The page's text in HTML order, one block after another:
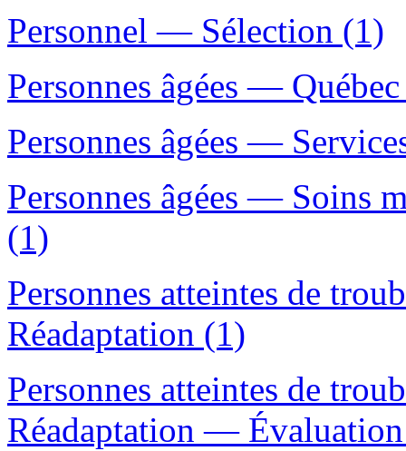
Personnel — Sélection (1)
Personnes âgées —
Personnes âgées —
Personnes âgées — Soins
(1)
Personnes atteintes de
Réadaptation (1)
Personnes atteintes de
Réadaptation —